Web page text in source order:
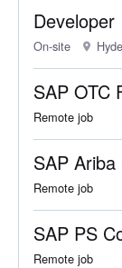
Developer
On-site
SAP OTC
Remote job
SAP
Remote job
SAP PS
Remote job